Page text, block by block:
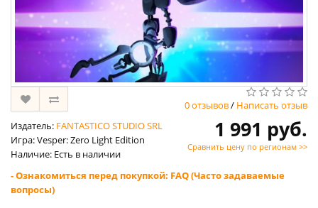
0 отзывов/ Написать отзыв
Издатель: FANTASTICO STUDIO SRL
Игра: Vesper: Zero Light Edition
Наличие: Есть в наличии
1 991 руб.
Сравнить цену по регионам >>
- Ознакомиться перед покупкой: FAQ (Часто задаваемые
вопросы)